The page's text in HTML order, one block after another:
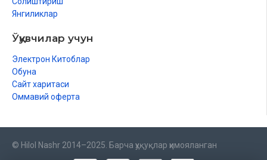
Янгиликлар
Ўқувчилар учун
Электрон Китоблар
Обуна
Сайт харитаси
Оммавий оферта
© Hilol Nashr 2014–2025. Барча ҳуқуқлар ҳимояланган